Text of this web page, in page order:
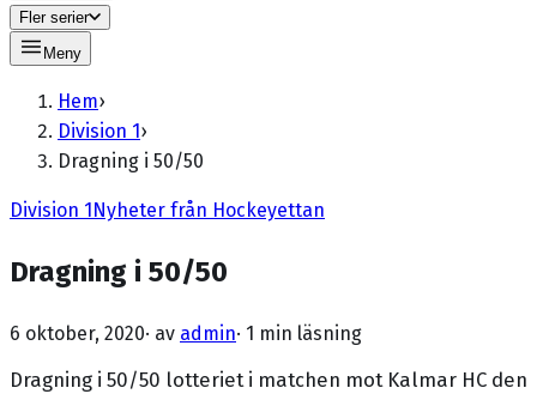
Fler serier
Meny
Hem›
Division 1›
Dragning i 50/50
Division 1Nyheter från Hockeyettan
Dragning i 50/50
6 oktober, 2020· av admin· 1 min läsning
Dragning i 50/50 lotteriet i matchen mot Kalmar HC den